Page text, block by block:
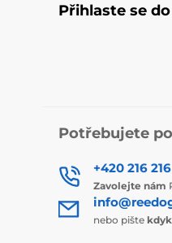
Přihlaste se
Potřebujete
+420 216
Zavolejte nám
nebo pište